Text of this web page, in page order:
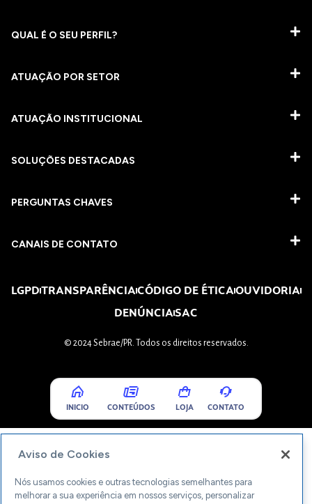
QUAL É O SEU PERFIL?
ATUAÇÃO POR SETOR
ATUAÇÃO INSTITUCIONAL
SOLUÇÕES DESTACADAS
PERGUNTAS CHAVES​
CANAIS DE CONTATO
LGPDTRANSPARÊNCIACÓDIGO DE ÉTICAOUVIDORIA
DENÚNCIASAC
© 2024 Sebrae/PR. Todos os direitos reservados.
INICIO CONTEÚDOS LOJA CONTATO
Aviso de Cookies
Nós usamos cookies e outras tecnologias semelhantes para
melhorar a sua experiência em nossos serviços, personalizar